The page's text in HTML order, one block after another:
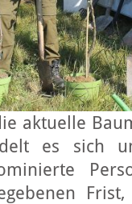
aktuelle
es sich